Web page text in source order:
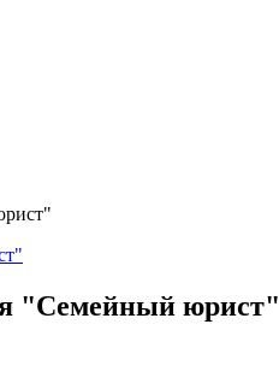
"Семейный юрист"